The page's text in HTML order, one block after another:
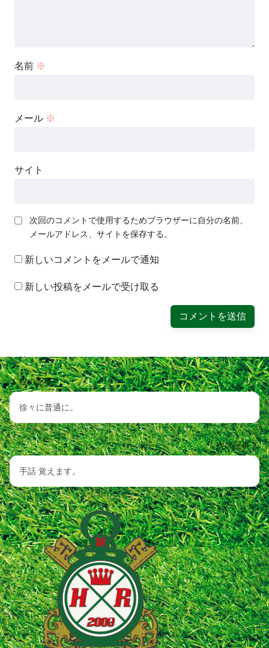
名前 ※
メール ※
サイト
次回のコメントで使用するためブラウザーに自分の名前、
メールアドレス、サイトを保存する。
新しいコメントをメールで通知
新しい投稿をメールで受け取る
前の記事
徐々に普通に。
次の記事
手話 覚えます。